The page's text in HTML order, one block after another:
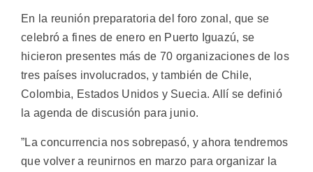
En la reunión preparatoria del foro zonal, que se
celebró a fines de enero en Puerto Iguazú, se
hicieron presentes más de 70 organizaciones de los
tres países involucrados, y también de Chile,
Colombia, Estados Unidos y Suecia. Allí se definió
la agenda de discusión para junio.
”La concurrencia nos sobrepasó, y ahora tendremos
que volver a reunirnos en marzo para organizar la